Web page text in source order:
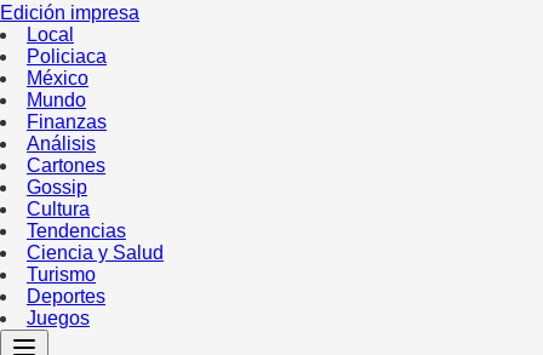
Edición impresa
Local
Policiaca
México
Mundo
Finanzas
Análisis
Cartones
Gossip
Cultura
Tendencias
Ciencia y Salud
Turismo
Deportes
Juegos